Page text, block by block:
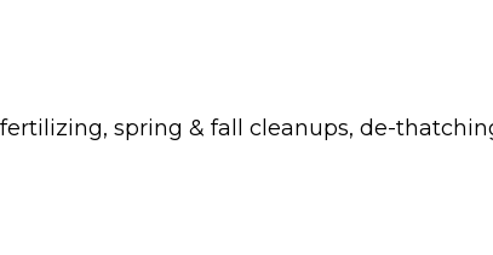
spring & fall cleanups, de-